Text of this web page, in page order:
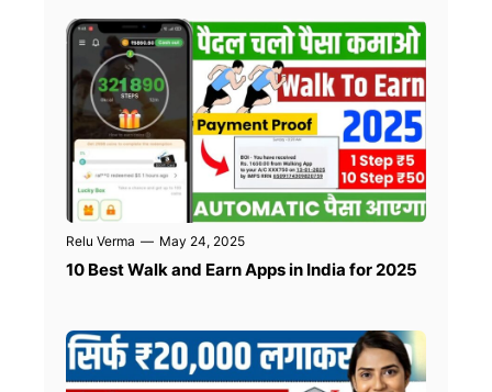
Relu Verma — May 24, 2025
10 Best Walk and Earn Apps in India for 2025